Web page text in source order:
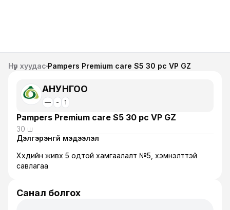
Нүүр хуудас Pampers Premium care S5 30 pc VP GZ
АНУНГОО
— - 1
Pampers Premium care S5 30 pc VP GZ
30 ш
Дэлгэрэнгүй мэдээлэл
Хүүхдийн живх 5 одтой хамгаалалт №5, хэмнэлттэй
савлагаа
Санал болгох